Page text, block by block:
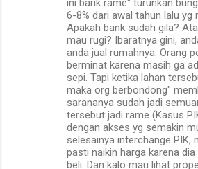
ini bank rame" turunkan
6-8% dari awal tahun lalu yg
Apakah bank sudah gila?
mau rugi? Ibaratnya gini,
anda jual rumahnya. Orang
berminat karena masih ga
sepi. Tapi ketika lahan
maka org berbondong"
sarananya sudah jadi
tersebut jadi rame (Kasus
dengan akses yg semakin
selesainya interchange PIK,
pasti naikin harga karena
beli. Dan kalo mau lihat